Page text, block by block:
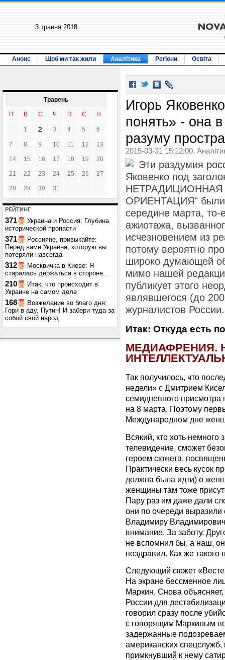
3 травня 2018
Анонс Щоб ми так жили Аналітика Регіони Освіта
Травень
П В С Ч П С Н
1 2 3 4 5 6
7 8 9 10 11 12 13
14 15 16 17 18 19 20
21 22 23 24 25 26 27
28 29 30 31
РЕЙТИНГ
371
Украина и Россия: Глубина
исторической пропасти
371
Россияне, привыкайте:
Перед вами Украина, которую вы
потеряли навсегда
312
Москвичка в Киеве: Я
старалась держаться в стороне...
210
Итак, что происходит в
Украине на самом деле
168
Возжелание во благо дня:
Гори в аду, Путин! И забери туда за
собой свой народ
Игорь
понять» - она
разуму
2015-03-31 15:12:00.
Эти раздумия
Яковенко под
НЕТРАДИЦИОННАЯ
ОРИЕНТАЦИЯ" были
середине марта, то-
ажиотажа,
исчезновением из
потому вероятно
широко думающей
мимо нашей
публикует этого
являвшегося (до
журналистов России.
Итак: Откуда есть
МЕДИАФРЕНИЯ.
Так получилось, что
недели» с Дмитрием
семидневного присмотра
на 8 марта. Поэтому
Международном дне
Всякий, кто хоть немного
телевидение, сможет
героем сюжета,
Практически весь кусок
должна была идти) о
женщины там тоже
Пару раз им даже дали
они по очереди выразили
Владимиру
внимание. За заботу.
не вспомнил бы, а наш,
поздравил. Как же
Следующий сюжет
На экране бессменное
Маркин. Снова
России для
говорил сразу после
с говорящим Маркиным
задержанные
американских
примкнувший к нему